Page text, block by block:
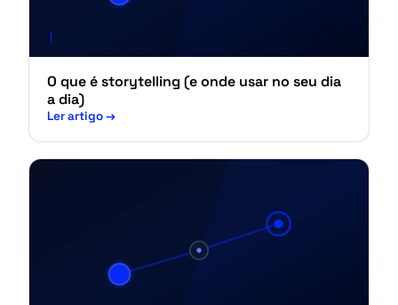
O que é storytelling (e onde usar no seu dia
a dia)
Ler artigo→